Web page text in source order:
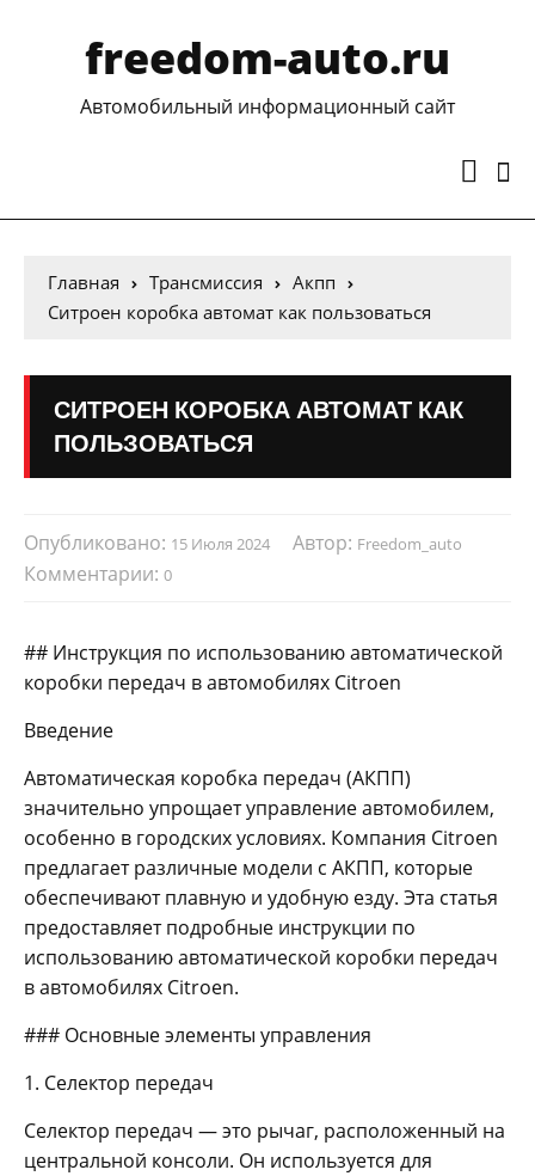
freedom-auto.ru
Автомобильный информационный сайт
Главная Трансмиссия
Акпп
Ситроен коробка автомат как пользоваться
СИТРОЕН КОРОБКА АВТОМАТ КАК
ПОЛЬЗОВАТЬСЯ
Опубликовано: 15 Июля 2024 Автор: Freedom_auto
Комментарии: 0
## Инструкция по использованию автоматической
коробки передач в автомобилях Citroen
Введение
Автоматическая коробка передач (АКПП)
значительно упрощает управление автомобилем,
особенно в городских условиях. Компания Citroen
предлагает различные модели с АКПП, которые
обеспечивают плавную и удобную езду. Эта статья
предоставляет подробные инструкции по
использованию автоматической коробки передач
в автомобилях Citroen.
### Основные элементы управления
1. Селектор передач
Селектор передач — это рычаг, расположенный на
центральной консоли. Он используется для